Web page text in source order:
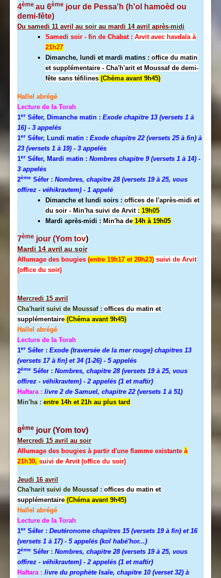
4ème au 6ème jour de Pessa'h (h'ol hamoèd ou
demi-fête)
Du samedi 11 avril au soir au mardi 14 avril après-midi
Samedi soir - fin de Chabat : Arvit avec havdala à
21h27
Dimanche, lundi et mardi matins : office du matin
et supplémentaire - Cha'h'arit et Moussaf de demi-
fête sans téfilines (Chéma avant 9h45)
Hallel abrégé
Lecture de la Torah
1er Séfer, Dimanche matin : Exode chapitre 13 (versets 1 à
16) - 3 appelés
1er Séfer, Lundi matin : Exode chapitre 22 (versets 25 à fin) à
23 (versets 1 à 19) - 3 appelés
1er Séfer, Mardi matin : Nombres chapitre 9 (versets 1 à 14) -
3 appelés
2ème Séfer : Nombres, chapitre 28 (versets 19 à 25, vous
offirez - véhikravtem) - 1 appelé
Dimanche et lundi soirs : offices de l'après-midi et
du soir - Min'ha suivi de Arvit : 19h05
Mardi après-midi : Min'ha de 14h à 19h05
7ème jour (Yom tov)
Mardi 14 avril au soir
Allumage des bougies (entre 19h17 et 20h23) suivi de Arvit
(office du soir)
Mercredi 15 avril
Cha'harit suivi de Moussaf : offices du matin et
supplémentaire (Chéma avant 9h45)
Hallel abrégé
Lecture de la Torah
1er Séfer : Exode (traversée de la mer rouge) chapitres 13
(versets 17 à fin) et 34 (1-26) - 5 appelés
2ème Séfer : Nombres, chapitre 28 (versets 19 à 25, vous
offirez - véhikravtem) - 2 appelés (1 et maftir)
Haftara : livre 2 de Samuel, chapitre 22 (versets 1 à 51)
Min'ha : entre 14h et 21h au plus tard
8ème jour (Yom tov)
Mercredi 15 avril au soir
Allumage des bougies à partir d'une flamme existante à
21h30, suivi de Arvit (office du soir)
Jeudi 16 avril
Cha'harit suivi de Moussaf : offices du matin et
supplémentaire (Chéma avant 9h45)
Hallel abrégé
Lecture de la Torah
1er Séfer : Deutéronome chapitres 15 (versets 19 à fin) et 16
(versets 1 à 17) - 5 appelés (kol habé'hor...)
2ème Séfer : Nombres, chapitre 28 (versets 19 à 25, vous
offirez - véhikravtem) - 2 appelés (1 et maftir)
Haftara : livre du prophète Isaïe, chapitre 10 (verset 32) à